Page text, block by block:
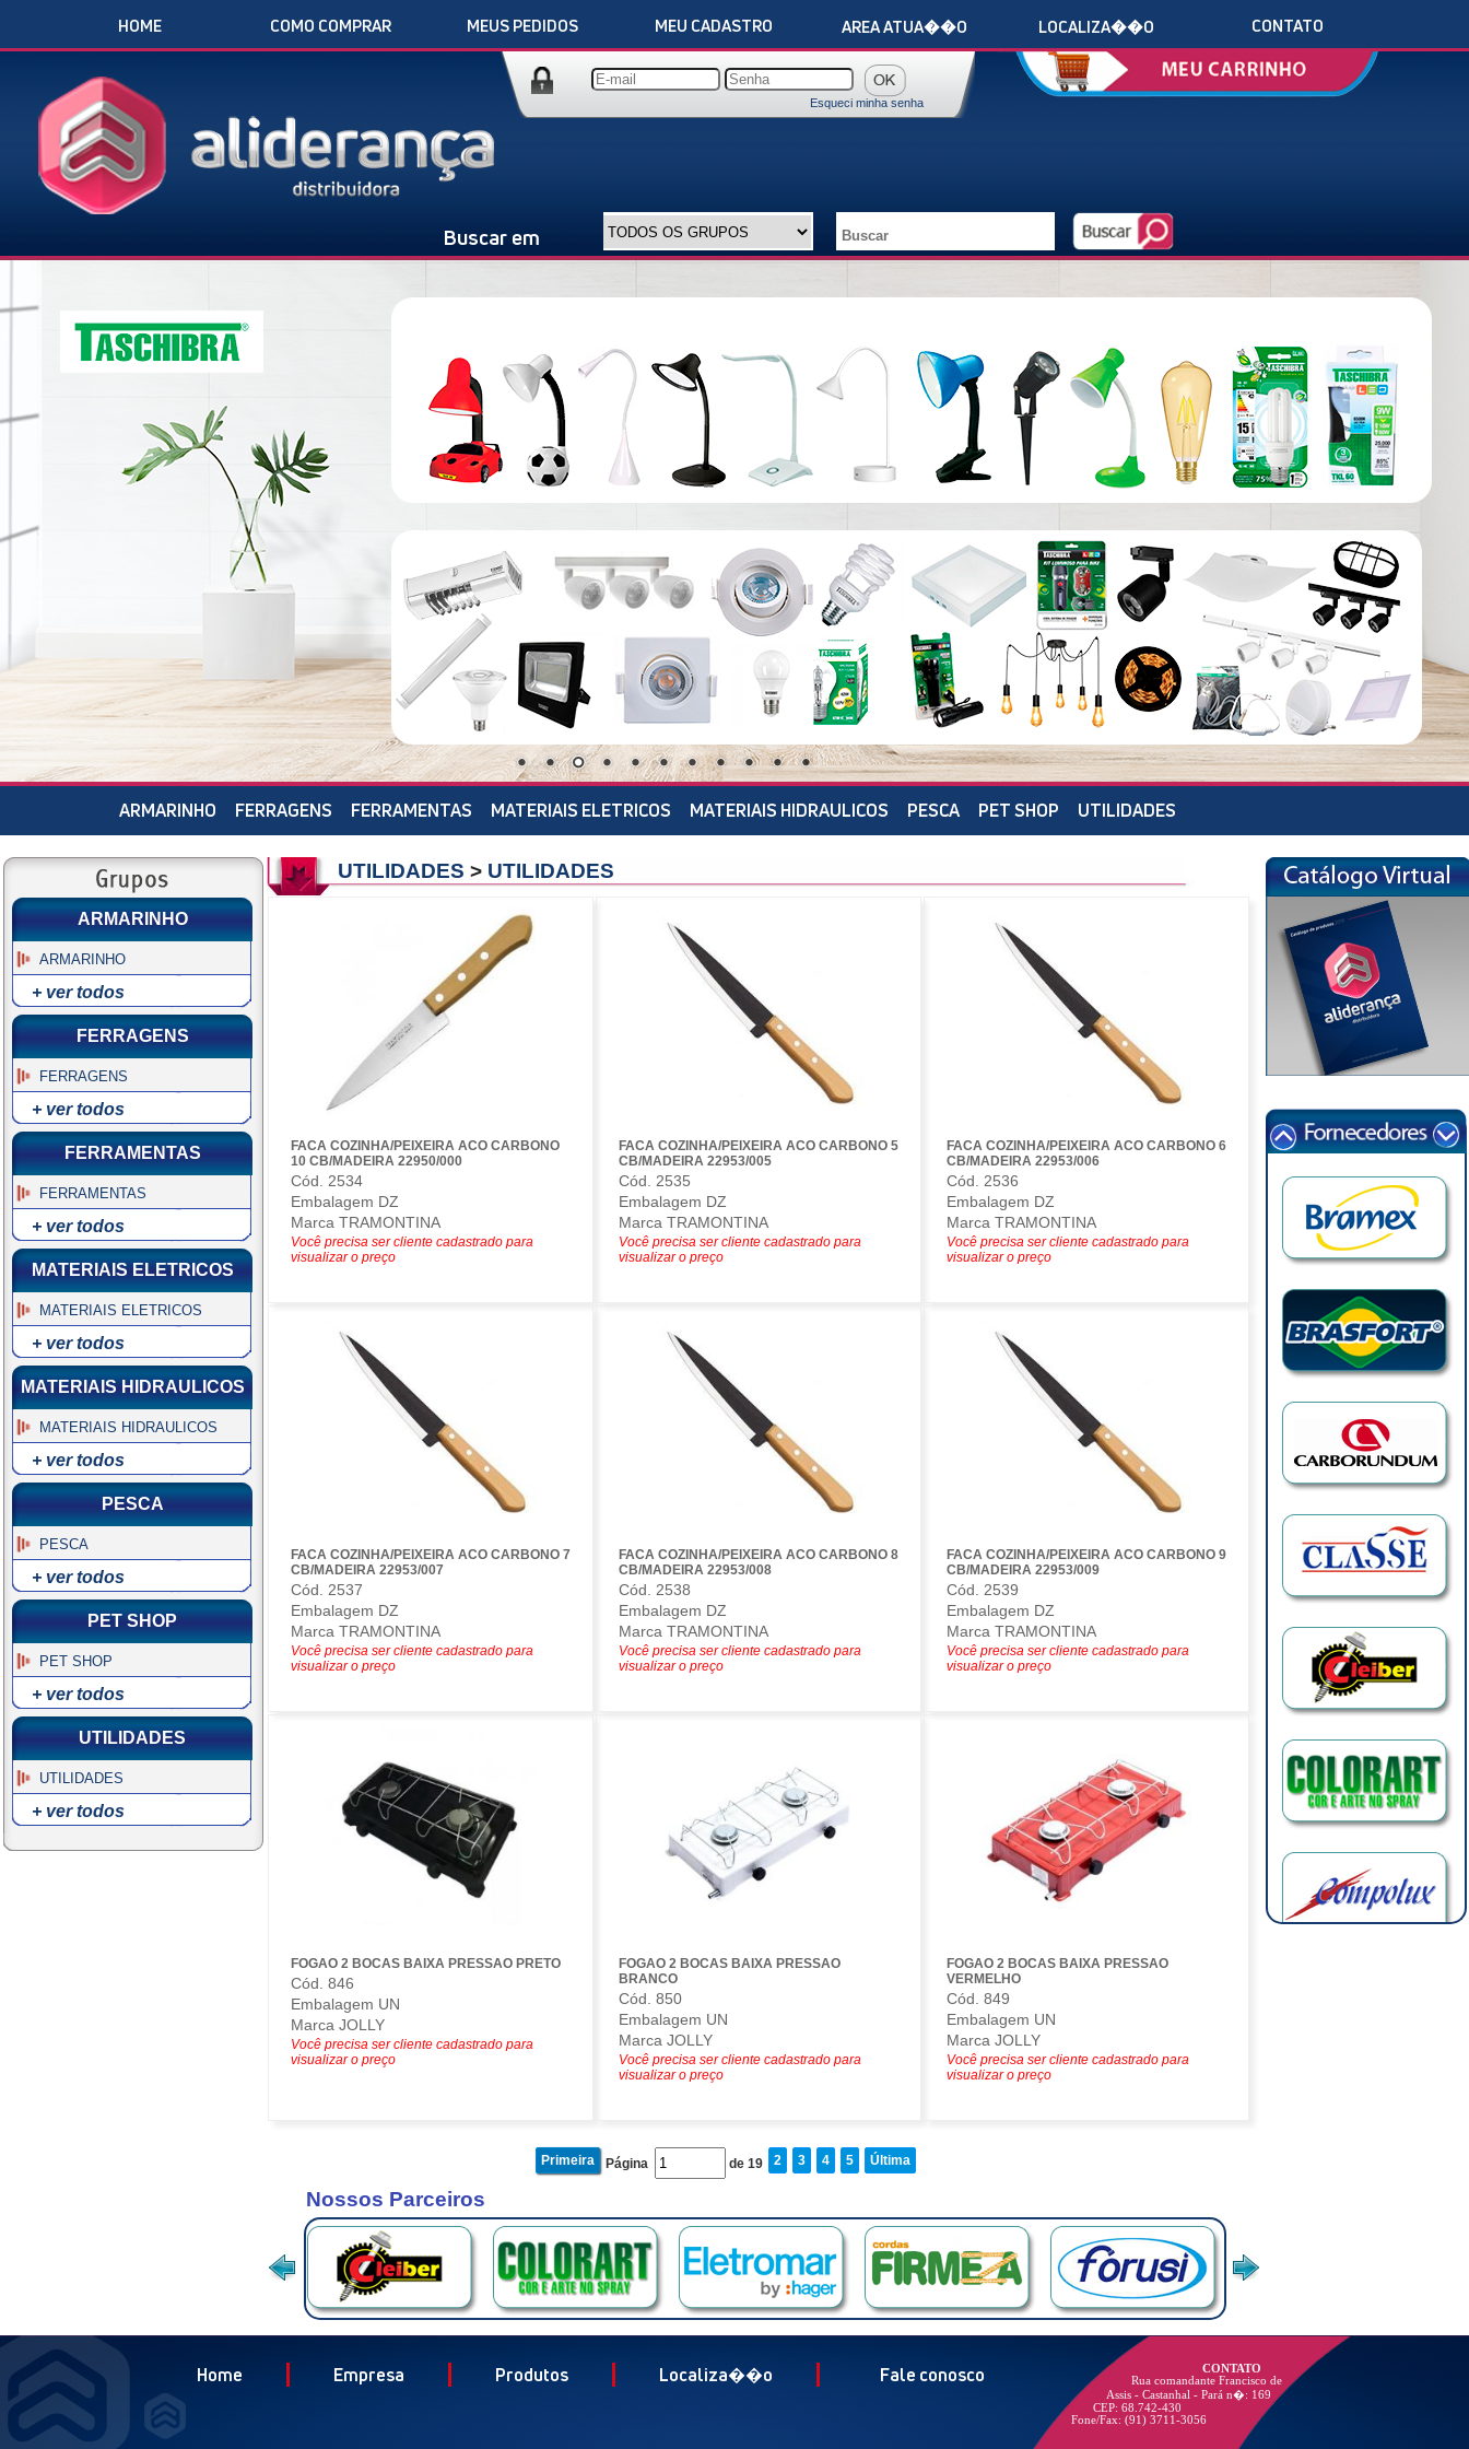
HOME COMO COMPRAR MEUS PEDIDOS MEU CADASTRO AREA ATUA��O LOCALIZA��O CONTATO
Esqueci minha senha
Buscar em
ARMARINHO FERRAGENS FERRAMENTAS MATERIAIS ELETRICOS MATERIAIS HIDRAULICOS PESCA PET SHOP UTILIDADES
ARMARINHO
ARMARINHO
+ ver todos
FERRAGENS
FERRAGENS
+ ver todos
FERRAMENTAS
FERRAMENTAS
+ ver todos
MATERIAIS ELETRICOS
MATERIAIS ELETRICOS
+ ver todos
MATERIAIS HIDRAULICOS
MATERIAIS HIDRAULICOS
+ ver todos
PESCA
PESCA
+ ver todos
PET SHOP
PET SHOP
+ ver todos
UTILIDADES
UTILIDADES
+ ver todos
UTILIDADES > UTILIDADES
FACA COZINHA/PEIXEIRA ACO CARBONO
10 CB/MADEIRA 22950/000
Cód. 2534
Embalagem DZ
Marca TRAMONTINA
Você precisa ser cliente cadastrado para
visualizar o preço
FACA COZINHA/PEIXEIRA ACO CARBONO 5
CB/MADEIRA 22953/005
Cód. 2535
Embalagem DZ
Marca TRAMONTINA
Você precisa ser cliente cadastrado para
visualizar o preço
FACA COZINHA/PEIXEIRA ACO CARBONO 6
CB/MADEIRA 22953/006
Cód. 2536
Embalagem DZ
Marca TRAMONTINA
Você precisa ser cliente cadastrado para
visualizar o preço
FACA COZINHA/PEIXEIRA ACO CARBONO 7
CB/MADEIRA 22953/007
Cód. 2537
Embalagem DZ
Marca TRAMONTINA
Você precisa ser cliente cadastrado para
visualizar o preço
FACA COZINHA/PEIXEIRA ACO CARBONO 8
CB/MADEIRA 22953/008
Cód. 2538
Embalagem DZ
Marca TRAMONTINA
Você precisa ser cliente cadastrado para
visualizar o preço
FACA COZINHA/PEIXEIRA ACO CARBONO 9
CB/MADEIRA 22953/009
Cód. 2539
Embalagem DZ
Marca TRAMONTINA
Você precisa ser cliente cadastrado para
visualizar o preço
FOGAO 2 BOCAS BAIXA PRESSAO PRETO
Cód. 846
Embalagem UN
Marca JOLLY
Você precisa ser cliente cadastrado para
visualizar o preço
FOGAO 2 BOCAS BAIXA PRESSAO
BRANCO
Cód. 850
Embalagem UN
Marca JOLLY
Você precisa ser cliente cadastrado para
visualizar o preço
FOGAO 2 BOCAS BAIXA PRESSAO
VERMELHO
Cód. 849
Embalagem UN
Marca JOLLY
Você precisa ser cliente cadastrado para
visualizar o preço
Primeira Página de 19 2 3 4 5 Última
Nossos Parceiros
Home Empresa Produtos Localiza��o Fale conosco
CONTATO
Rua comandante Francisco de
Assis - Castanhal - Pará n�: 169
CEP: 68.742-430
Fone/Fax: (91) 3711-3056